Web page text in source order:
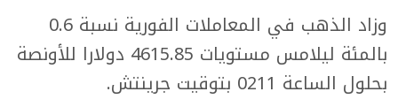
وزاد الذهب في المعاملات الفورية نسبة 0.6
بالمئة ليلامس مستويات 4615.85 دولارا للأونصة
⁠بحلول الساعة 0211 بتوقيت جرينتش.